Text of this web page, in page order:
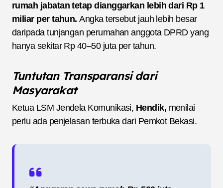
rumah jabatan tetap dianggarkan lebih dari Rp 1
miliar per tahun. Angka tersebut jauh lebih besar
daripada tunjangan perumahan anggota DPRD yang
hanya sekitar Rp 40–50 juta per tahun.
Tuntutan Transparansi dari
Masyarakat
Ketua LSM Jendela Komunikasi, Hendik, menilai
perlu ada penjelasan terbuka dari Pemkot Bekasi.